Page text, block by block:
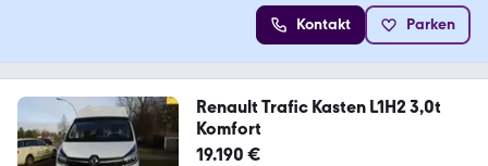
Kontakt Parken
Renault Trafic Kasten L1H2 3,0t
Komfort
19.190 €